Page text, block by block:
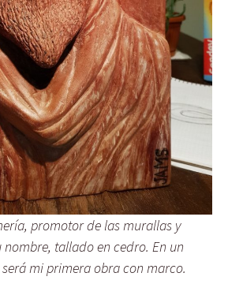
promotor de las murallas y
nombre, tallado en cedro. En un
mi primera obra con marco.